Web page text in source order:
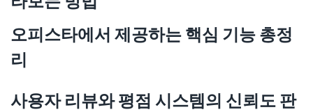
오피스타에서 제공하는 핵심 기능 총정
리
사용자 리뷰와 평점 시스템의 신뢰도 판